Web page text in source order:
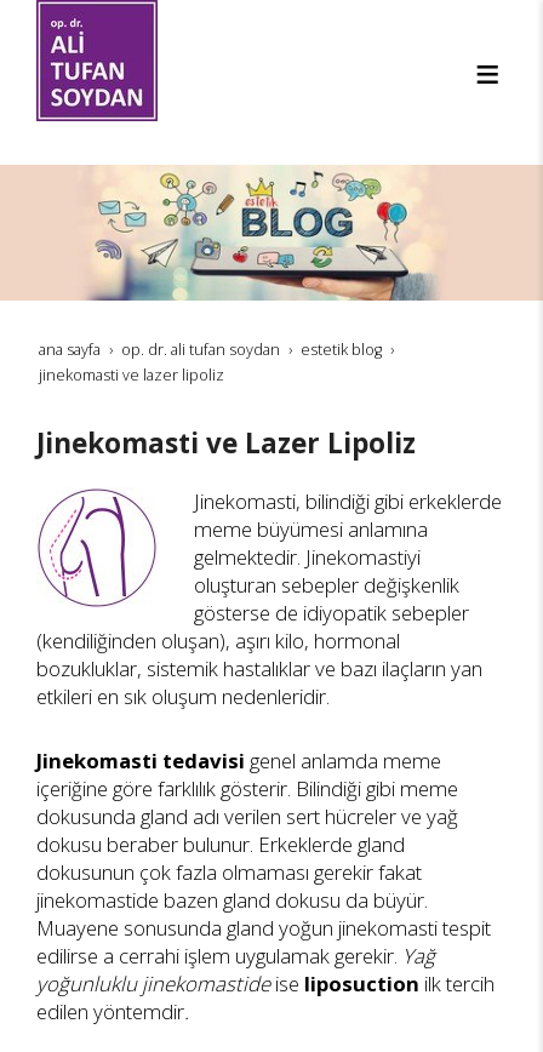
ana sayfa op. dr. ali tufan soydan
estetik blog
jinekomasti ve lazer lipoliz
Jinekomasti ve Lazer Lipoliz
Jinekomasti, bilindiği gibi erkeklerde
meme büyümesi anlamına
gelmektedir. Jinekomastiyi
oluşturan sebepler değişkenlik
gösterse de idiyopatik sebepler
(kendiliğinden oluşan), aşırı kilo, hormonal
bozukluklar, sistemik hastalıklar ve bazı ilaçların yan
etkileri en sık oluşum nedenleridir.
Jinekomasti tedavisi genel anlamda meme
içeriğine göre farklılık gösterir. Bilindiği gibi meme
dokusunda gland adı verilen sert hücreler ve yağ
dokusu beraber bulunur. Erkeklerde gland
dokusunun çok fazla olmaması gerekir fakat
jinekomastide bazen gland dokusu da büyür.
Muayene sonusunda gland yoğun jinekomasti tespit
edilirse a cerrahi işlem uygulamak gerekir. Yağ
yoğunluklu jinekomastideise liposuction ilk tercih
edilen yöntemdir.